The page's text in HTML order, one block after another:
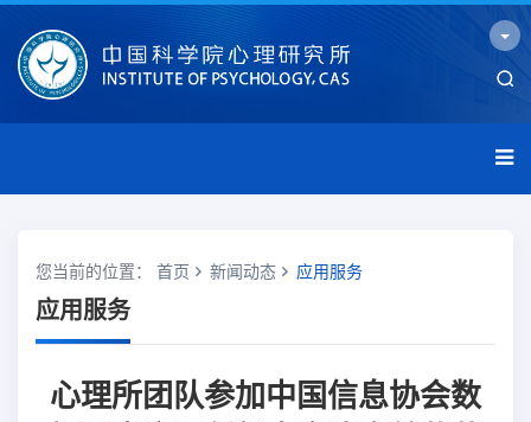
您当前的位置： 首页 新闻动态 应用服务
应用服务
心理所团队参加中国信息协会数